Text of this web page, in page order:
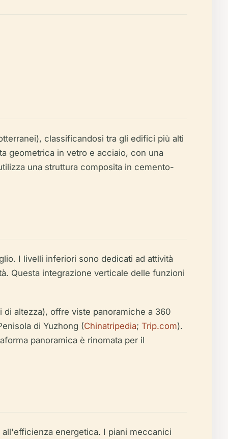
classificandosi tra gli edifici più alti
geometrica in vetro e acciaio, con una
una struttura composita in cemento-
I livelli inferiori sono dedicati ad attività
Questa integrazione verticale delle funzioni
di altezza), offre viste panoramiche a 360
di Yuzhong (Chinatripedia; Trip.com).
panoramica è rinomata per il
energetica. I piani meccanici